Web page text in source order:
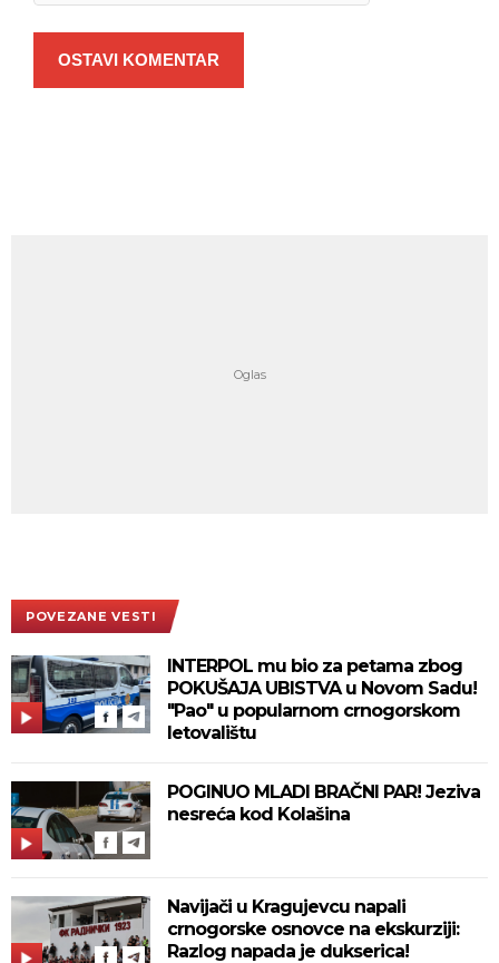
OSTAVI KOMENTAR
POVEZANE VESTI
INTERPOL mu bio za petama zbog
POKUŠAJA UBISTVA u Novom Sadu!
"Pao" u popularnom crnogorskom
letovalištu
POGINUO MLADI BRAČNI PAR! Jeziva
nesreća kod Kolašina
Navijači u Kragujevcu napali
crnogorske osnovce na ekskurziji:
Razlog napada je dukserica!